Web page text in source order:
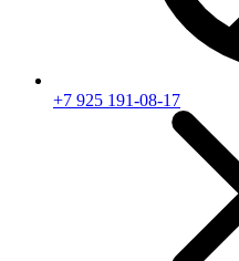
+7 925 191-08-17